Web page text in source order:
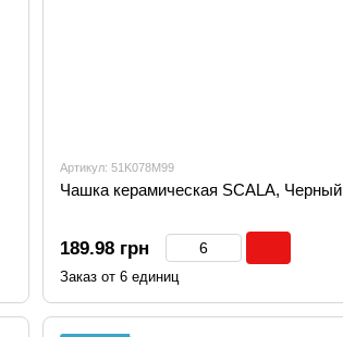
Артикул: 51K078M99
Чашка керамическая SCALA, Черный
189.98 грн
Заказ от 6 единиц